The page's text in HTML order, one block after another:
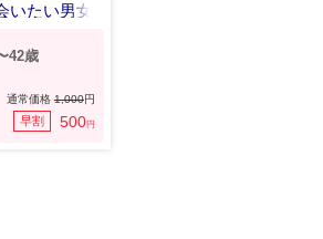
いたい男女
42歳
通常価格 1,000円
早割 500円